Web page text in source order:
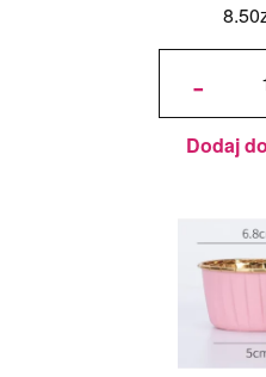
8.50
-
ilość
- 12 szt. -
Baked
With Love
Dodaj